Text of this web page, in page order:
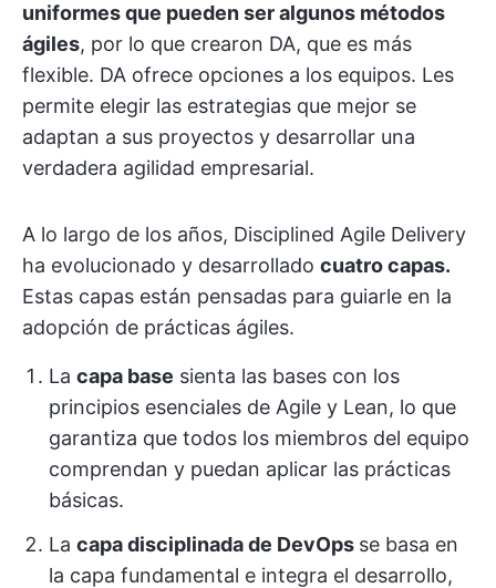
uniformes que pueden ser algunos métodos
ágiles, por lo que crearon DA, que es más
flexible. DA ofrece opciones a los equipos. Les
permite elegir las estrategias que mejor se
adaptan a sus proyectos y desarrollar una
verdadera agilidad empresarial.
A lo largo de los años, Disciplined Agile Delivery
ha evolucionado y desarrollado cuatro capas.
Estas capas están pensadas para guiarle en la
adopción de prácticas ágiles.
La capa base sienta las bases con los
principios esenciales de Agile y Lean, lo que
garantiza que todos los miembros del equipo
comprendan y puedan aplicar las prácticas
básicas.
La capa disciplinada de DevOps se basa en
la capa fundamental e integra el desarrollo,